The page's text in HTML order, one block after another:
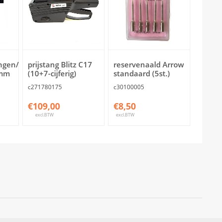
prijstang Blitz C17
(10+7-cijferig)
c271780175
€109,00
excl.BTW
reservenaald Arrow
standaard (5st.)
c30100005
€8,50
excl.BTW